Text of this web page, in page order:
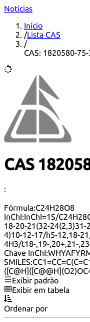
Notícias
Início
/Lista CAS
/
CAS: 1820580-75-
CAS
:
Fórmula:C24H28O8
InChI:InChI=1S/
18-20-21(32-
4)10-12-17/h5-12,18-
4H3/t18-,19-,20+,21-
Chave InChI:
SMILES:
Exibir padrão
Exibir em tabela
Ordenar por